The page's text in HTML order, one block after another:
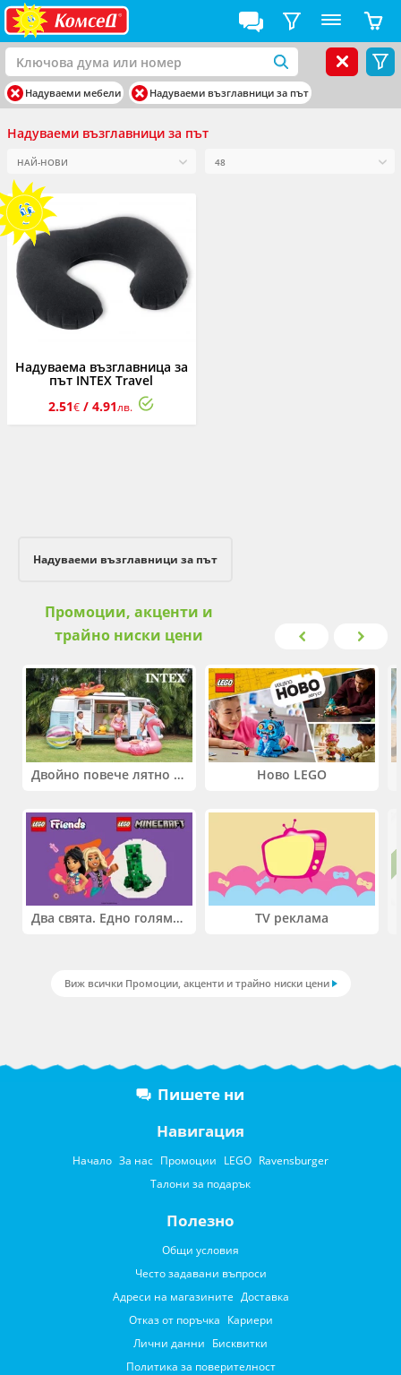
Надуваеми мебели Надуваеми възглавници за път
Надуваеми възглавници за път
Надуваема възглавница за
път INTEX Travel
2.51€ / 4.91лв.
Надуваеми възглавници за път
Промоции, акценти и
трайно ниски цени
Двойно повече лятно забавление! Купи 2 продукта INTEX и вземи -33%
Два свята. Едно голямо приключение. Купи 2 продукта LEGO® Friends и/или LEGO® Minecraft и вземи -27%
Ново LEGO
TV реклама
Виж всички Промоции, акценти и трайно ниски цени
Пишете ни
Навигация
Начало За нас Промоции LEGO Ravensburger
Талони за подарък
Полезно
Общи условия
Често задавани въпроси
Адреси на магазините Доставка
Отказ от поръчка Кариери
Лични данни Бисквитки
Политика за поверителност